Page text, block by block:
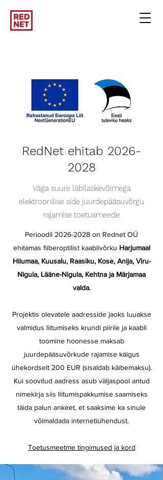
RedNet ehitab 2026-
2028
Väga suure läbilaskevõimega
elektroonilise side juurdepääsuvõrgu
rajamise toetusmeede
Perioodil 2026-2028 on Rednet OÜ
ehitamas fiiberoptilist kaablivõrku Harjumaal
Hiiumaa, Kuusalu, Raasiku, Kose, Anija, Viru-
Nigula, Lääne-Nigula, Kehtna ja Märjamaa
valda.
Projektis olevatele aadresside jaoks luuakse
valmidus liitumiseks krundi piirile ja kaabli
toomine hoonesse maksab
juurdepääsuvõrkude rajamise käigus
ühekordselt 200 EUR (sisaldab käibemaksu).
Kui soovitud aadress asub väljaspool antud
nimekirja siis liitumispakkumise saamiseks
täida palun ankeet, et saaksime ka sinule
võimaldada internetiühendust.
Toetusmeetme tingimused ja kord